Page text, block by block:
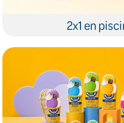
2x1 en